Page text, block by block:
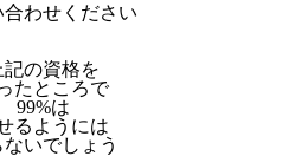
合わせください
記の資格を
たところで
99%は
るようには
ないでしょう